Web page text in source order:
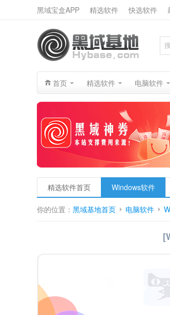
黑域宝盒APP 精选软件 快选软件
首页 精选软件 电脑软件
精选软件首页 Windows软件
你的位置： 黑域基地首页 电脑软件